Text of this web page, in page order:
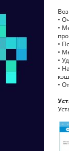
•
•
•
•
•
•
•